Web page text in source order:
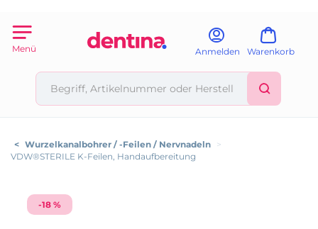
Menü Anmelden Warenkorb
< Wurzelkanalbohrer / -Feilen / Nervnadeln >
VDW®STERILE K-Feilen, Handaufbereitung
-18 %